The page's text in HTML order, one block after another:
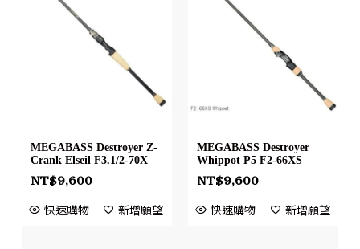
MEGABASS Destroyer Z-
Crank Elseil F3.1/2-70X
NT$9,600
快速購物 新增願望
MEGABASS Destroyer
Whippot P5 F2-66XS
NT$9,600
快速購物 新增願望